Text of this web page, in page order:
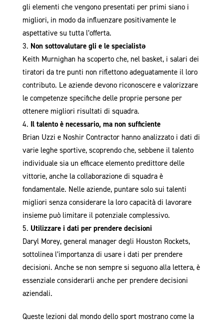
gli elementi che vengono presentati per primi siano i
migliori, in modo da influenzare positivamente le
aspettative su tutta l’offerta.
Non sottovalutare gli e le specialistǝ
Keith Murnighan ha scoperto che, nel basket, i salari dei
tiratori da tre punti non riflettono adeguatamente il loro
contributo. Le aziende devono riconoscere e valorizzare
le competenze specifiche delle proprie persone per
ottenere migliori risultati di squadra.
Il talento è necessario, ma non sufficiente
Brian Uzzi e Noshir Contractor hanno analizzato i dati di
varie leghe sportive, scoprendo che, sebbene il talento
individuale sia un efficace elemento predittore delle
vittorie, anche la collaborazione di squadra è
fondamentale. Nelle aziende, puntare solo sui talenti
migliori senza considerare la loro capacità di lavorare
insieme può limitare il potenziale complessivo.
Utilizzare i dati per prendere decisioni
Daryl Morey, general manager degli Houston Rockets,
sottolinea l’importanza di usare i dati per prendere
decisioni. Anche se non sempre si seguono alla lettera, è
essenziale considerarli anche per prendere decisioni
aziendali.
Queste lezioni dal mondo dello sport mostrano come la